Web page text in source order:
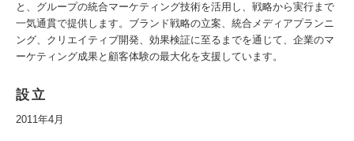
と、グループの統合マーケティング技術を活用し、戦略から実行まで
一気通貫で提供します。ブランド戦略の立案、統合メディアプランニ
ング、クリエイティブ開発、効果検証に至るまでを通じて、企業のマ
ーケティング成果と顧客体験の最大化を支援しています。
設立
2011年4月